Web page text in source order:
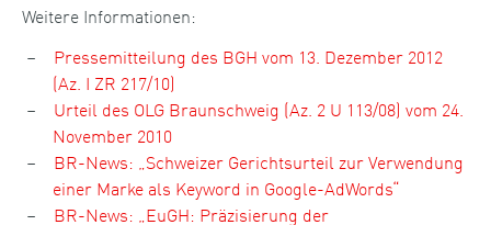
Weitere Informationen:
Pressemitteilung des BGH vom 13. Dezember 2012
(Az. I ZR 217/10)
Urteil des OLG Braunschweig (Az. 2 U 113/08) vom 24.
November 2010
BR-News: „Schweizer Gerichtsurteil zur Verwendung
einer Marke als Keyword in Google-AdWords“
BR-News: „EuGH: Präzisierung der